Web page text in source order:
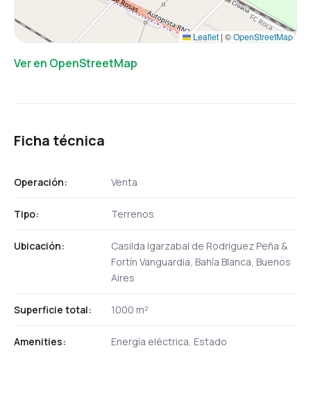
Leaflet | ©OpenStreetMap
Ver en OpenStreetMap
Ficha técnica
Operación: Venta
Tipo: Terrenos
Ubicación:
Casilda Igarzabal de Rodríguez Peña &
Fortín Vanguardia, Bahía Blanca, Buenos
Aires
Superficie total: 1000 m²
Amenities: Energía eléctrica, Estado